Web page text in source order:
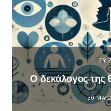
ΕΥ
Ο δεκάλογος της
30